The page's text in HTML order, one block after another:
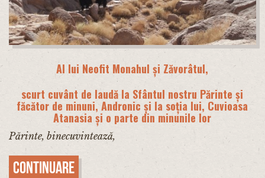
Al lui Neofit Monahul și Zăvorâtul,
scurt cuvânt de laudă la Sfântul nostru Părinte și
făcător de minuni, Andronic și la soția lui, Cuvioasa
Atanasia și o parte din minunile lor
Părinte, binecuvintează,
Continuare